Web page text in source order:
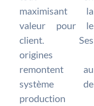
maximisant la
valeur pour le
client. Ses
origines
remontent au
système de
production